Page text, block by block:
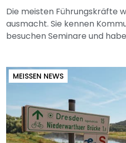
Die meisten Führungskräfte
ausmacht. Sie kennen
besuchen Seminare und
MEISSEN NEWS